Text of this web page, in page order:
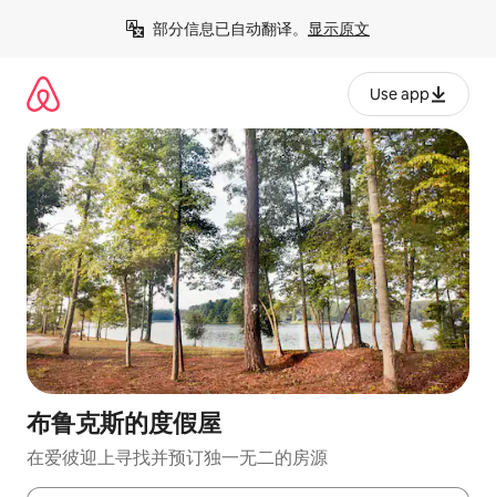
部分信息已自动翻译。 显示原文
Use app
布鲁克斯的度假屋
在爱彼迎上寻找并预订独一无二的房源